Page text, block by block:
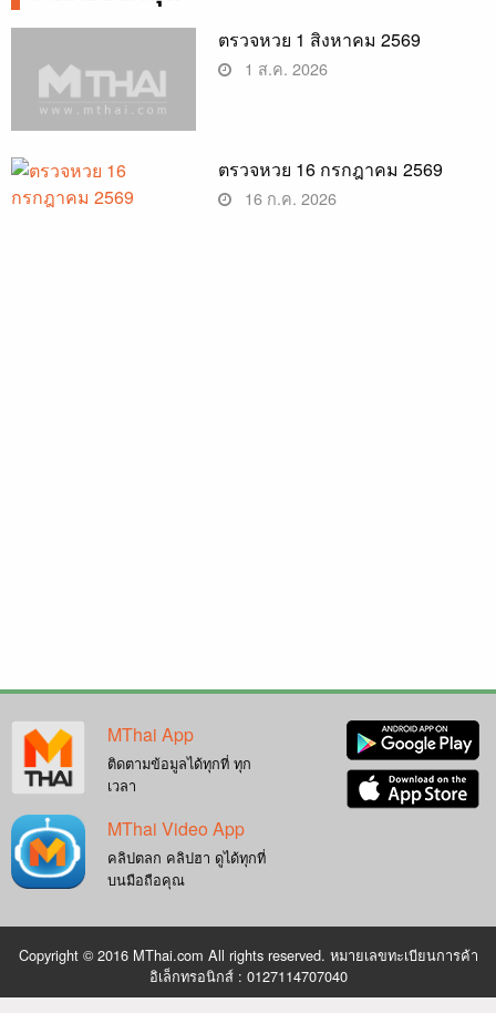
ตรวจหวย 1 สิงหาคม 2569
1 ส.ค. 2026
ตรวจหวย 16 กรกฎาคม 2569
16 ก.ค. 2026
MThai App
ติดตามข้อมูลได้ทุกที่ ทุก
เวลา
MThai Video App
คลิปตลก คลิปฮา ดูได้ทุกที่
บนมือถือคุณ
Copyright © 2016 MThai.com All rights reserved. หมายเลขทะเบียนการค้า
อิเล็กทรอนิกส์ : 0127114707040